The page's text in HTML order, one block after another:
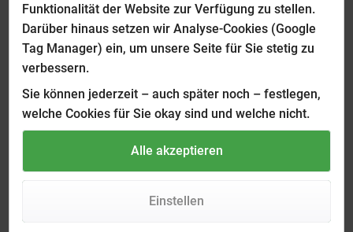
Funktionalität der Website zur Verfügung zu stellen.
Darüber hinaus setzen wir Analyse-Cookies (Google
Tag Manager) ein, um unsere Seite für Sie stetig zu
verbessern.
Sie können jederzeit – auch später noch – festlegen,
welche Cookies für Sie okay sind und welche nicht.
Einstellen
Alle akzeptieren